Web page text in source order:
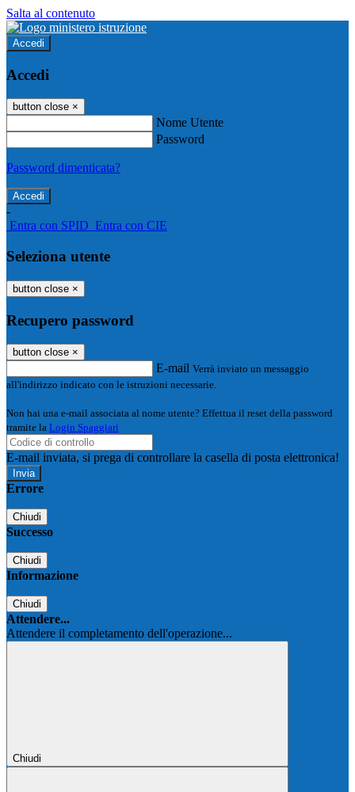
Salta al contenuto
Accedi
Accedi
button close ×
Nome Utente
Password
Password dimenticata?
-
Entra con SPID Entra con CIE
Seleziona utente
button close ×
Recupero password
button close ×
E-mail Verrà inviato un messaggio
all'indirizzo indicato con le istruzioni necessarie.
Non hai una e-mail associata al nome utente? Effettua il reset della password
tramite la Login Spaggiari
E-mail inviata, si prega di controllare la casella di posta elettronica!
Errore
Chiudi
Successo
Chiudi
Informazione
Chiudi
Attendere...
Attendere il completamento dell'operazione...
Chiudi